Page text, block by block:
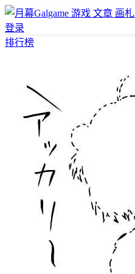
游戏 文章 画札
登录
排行榜